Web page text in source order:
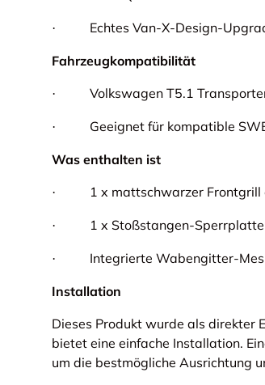
· Echtes Van-X-Design-
Fahrzeugkompatibilität
· Volkswagen T5.1
· Geeignet für kompatible
Was enthalten ist
· 1 x mattschwarzer Frontgrill
· 1 x Stoßstangen-Sperrplatte
· Integrierte Wabengitter-
Installation
Dieses Produkt wurde als direkter
bietet eine einfache Installation.
um die bestmögliche Ausrichtung